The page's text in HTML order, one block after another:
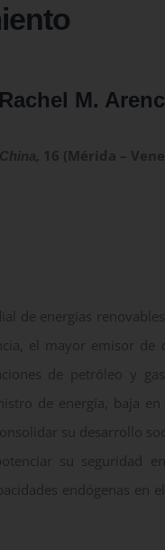
Rachel M.
16 (Mérida –
de energías
el mayor emisor de
de petróleo y
de energía, baja en
su desarrollo
su seguridad
endógenas en